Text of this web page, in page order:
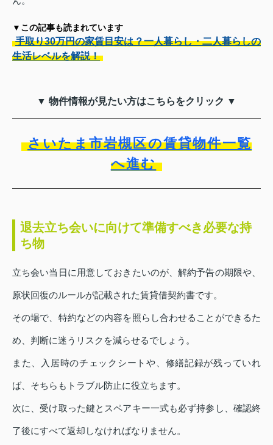
▼この記事も読まれています
手取り30万円の家賃目安は？一人暮らし・二人暮らしの
生活レベルを解説！
▼ 物件情報が見たい方はこちらをクリック ▼
さいたま市岩槻区の賃貸物件一覧
へ進む
退去立ち会いに向けて準備すべき必要な持
ち物
立ち会い当日に用意しておきたいのが、解約予告の期限や、
原状回復のルールが記載された賃貸借契約書です。
その場で、特約などの内容を照らし合わせることができるた
め、判断に迷うリスクを減らせるでしょう。
また、入居時のチェックシートや、修繕記録が残っていれ
ば、そちらもトラブル防止に役立ちます。
次に、受け取った鍵とスペアキー一式も必ず持参し、確認終
了後にすべて返却しなければなりません。